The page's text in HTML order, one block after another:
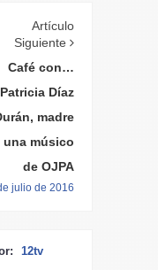
Artículo
Siguiente
Café con…
Patricia Díaz
madre
una músico
de OJPA
julio de 2016
12tv